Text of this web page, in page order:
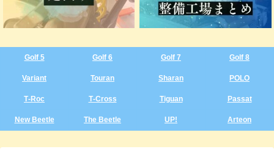
Golf 5 Golf 6 Golf 7 Golf 8
Variant Touran Sharan POLO
T‑Roc T‑Cross Tiguan Passat
New Beetle The Beetle UP! Arteon